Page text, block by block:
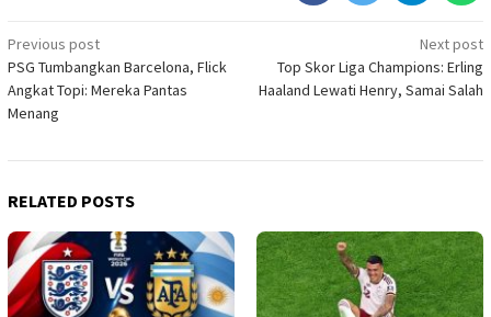
Post
navigation
Previous post
PSG Tumbangkan Barcelona, Flick
Angkat Topi: Mereka Pantas
Menang
Next post
Top Skor Liga Champions: Erling
Haaland Lewati Henry, Samai Salah
RELATED POSTS